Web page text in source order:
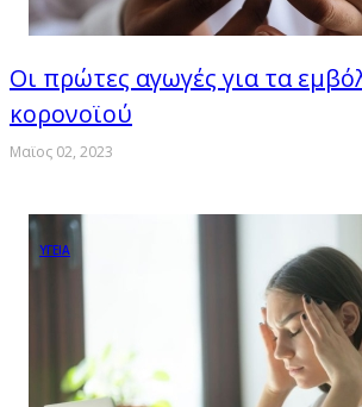
Οι πρώτες αγωγές για τα
κορονοϊού
Μαϊος 02, 2023
ΥΓΕΙΑ